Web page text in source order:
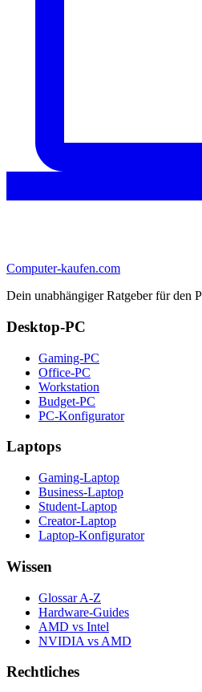
Computer-kaufen.com
Dein unabhängiger Ratgeber für den
Desktop-PC
Gaming-PC
Office-PC
Workstation
Budget-PC
PC-Konfigurator
Laptops
Gaming-Laptop
Business-Laptop
Student-Laptop
Creator-Laptop
Laptop-Konfigurator
Wissen
Glossar A-Z
Hardware-Guides
AMD vs Intel
NVIDIA vs AMD
Rechtliches